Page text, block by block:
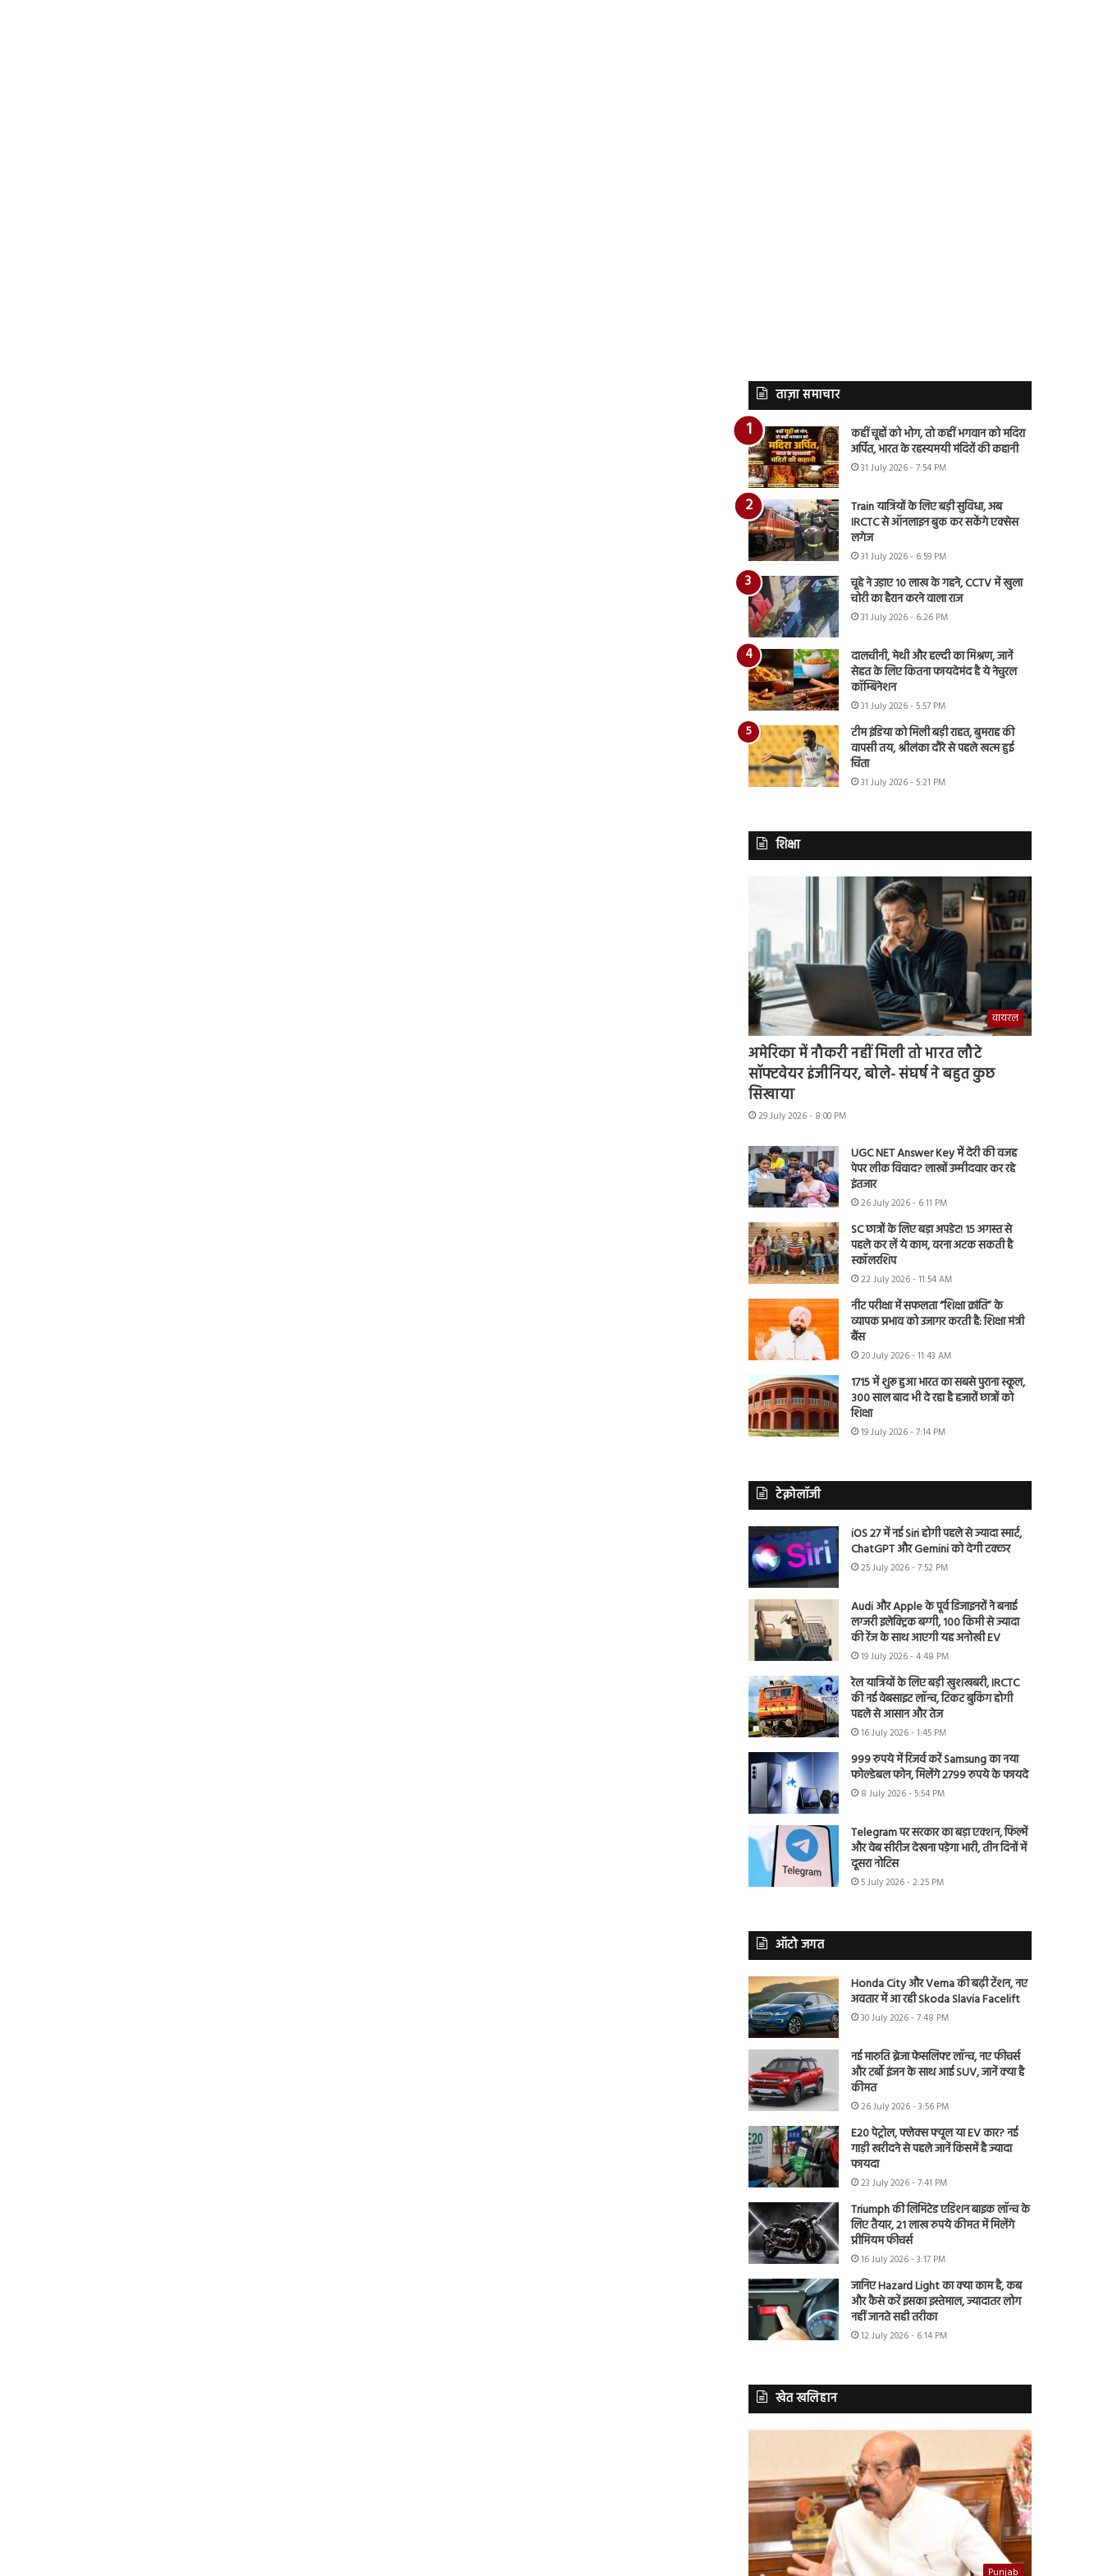
ताज़ा समाचार
कहीं चूहों को भोग, तो कहीं भगवान को मदिरा
अर्पित, भारत के रहस्यमयी मंदिरों की कहानी
31 July 2026 - 7:54 PM
Train यात्रियों के लिए बड़ी सुविधा, अब
IRCTC से ऑनलाइन बुक कर सकेंगे एक्सेस
लगेज
31 July 2026 - 6:59 PM
चूहे ने उड़ाए 10 लाख के गहने, CCTV में खुला
चोरी का हैरान करने वाला राज
31 July 2026 - 6:26 PM
दालचीनी, मेथी और हल्दी का मिश्रण, जानें
सेहत के लिए कितना फायदेमंद है ये नेचुरल
कॉम्बिनेशन
31 July 2026 - 5:57 PM
टीम इंडिया को मिली बड़ी राहत, बुमराह की
वापसी तय, श्रीलंका दौरे से पहले खत्म हुई
चिंता
31 July 2026 - 5:21 PM
शिक्षा
वायरल
अमेरिका में नौकरी नहीं मिली तो भारत लौटे
सॉफ्टवेयर इंजीनियर, बोले- संघर्ष ने बहुत कुछ
सिखाया
29 July 2026 - 8:00 PM
UGC NET Answer Key में देरी की वजह
पेपर लीक विवाद? लाखों उम्मीदवार कर रहे
इंतजार
26 July 2026 - 6:11 PM
SC छात्रों के लिए बड़ा अपडेट! 15 अगस्त से
पहले कर लें ये काम, वरना अटक सकती है
स्कॉलरशिप
22 July 2026 - 11:54 AM
नीट परीक्षा में सफलता “शिक्षा क्रांति” के
व्यापक प्रभाव को उजागर करती है: शिक्षा मंत्री
बैंस
20 July 2026 - 11:43 AM
1715 में शुरू हुआ भारत का सबसे पुराना स्कूल,
300 साल बाद भी दे रहा है हजारों छात्रों को
शिक्षा
19 July 2026 - 7:14 PM
टेक्नोलॉजी
iOS 27 में नई Siri होगी पहले से ज्यादा स्मार्ट,
ChatGPT और Gemini को देगी टक्कर
25 July 2026 - 7:52 PM
Audi और Apple के पूर्व डिजाइनरों ने बनाई
लग्जरी इलेक्ट्रिक बग्गी, 100 किमी से ज्यादा
की रेंज के साथ आएगी यह अनोखी EV
19 July 2026 - 4:48 PM
रेल यात्रियों के लिए बड़ी खुशखबरी, IRCTC
की नई वेबसाइट लॉन्च, टिकट बुकिंग होगी
पहले से आसान और तेज
16 July 2026 - 1:45 PM
999 रुपये में रिजर्व करें Samsung का नया
फोल्डेबल फोन, मिलेंगे 2799 रुपये के फायदे
8 July 2026 - 5:54 PM
Telegram पर सरकार का बड़ा एक्शन, फिल्में
और वेब सीरीज देखना पड़ेगा भारी, तीन दिनों में
दूसरा नोटिस
5 July 2026 - 2:25 PM
ऑटो जगत
Honda City और Verna की बढ़ी टेंशन, नए
अवतार में आ रही Skoda Slavia Facelift
30 July 2026 - 7:48 PM
नई मारुति ब्रेजा फेसलिफ्ट लॉन्च, नए फीचर्स
और टर्बो इंजन के साथ आई SUV, जानें क्या है
कीमत
26 July 2026 - 3:56 PM
E20 पेट्रोल, फ्लेक्स फ्यूल या EV कार? नई
गाड़ी खरीदने से पहले जानें किसमें है ज्यादा
फायदा
23 July 2026 - 7:41 PM
Triumph की लिमिटेड एडिशन बाइक लॉन्च के
लिए तैयार, 21 लाख रुपये कीमत में मिलेंगे
प्रीमियम फीचर्स
16 July 2026 - 3:17 PM
जानिए Hazard Light का क्या काम है, कब
और कैसे करें इसका इस्तेमाल, ज्यादातर लोग
नहीं जानते सही तरीका
12 July 2026 - 6:14 PM
खेत खलिहान
Punjab